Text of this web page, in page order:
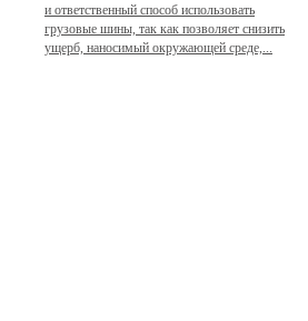
и ответственный способ использовать
грузовые шины, так как позволяет снизить
ущерб, наносимый окружающей среде,...